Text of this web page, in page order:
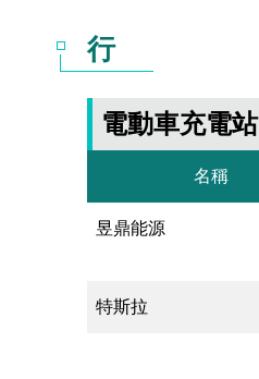
行
電動車充電站
名稱
昱鼎能源
特斯拉